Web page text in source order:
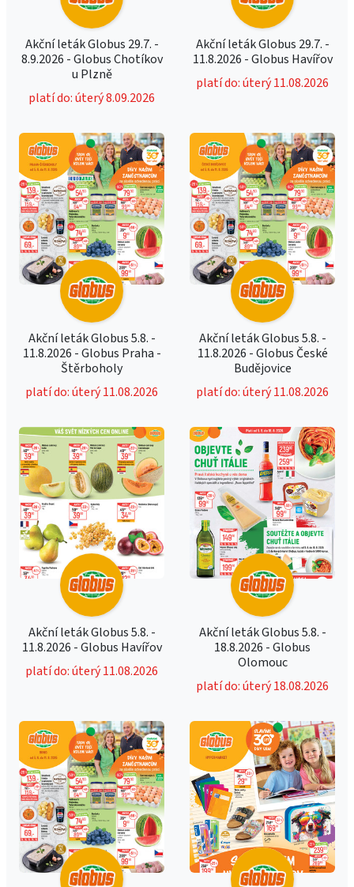
Akční leták Globus 29.7. -
8.9.2026 - Globus Chotíkov
u Plzně
platí do: úterý 8.09.2026
Akční leták Globus 29.7. -
11.8.2026 - Globus Havířov
platí do: úterý 11.08.2026
Akční leták Globus 5.8. -
11.8.2026 - Globus Praha -
Štěrboholy
platí do: úterý 11.08.2026
Akční leták Globus 5.8. -
11.8.2026 - Globus České
Budějovice
platí do: úterý 11.08.2026
Akční leták Globus 5.8. -
11.8.2026 - Globus Havířov
platí do: úterý 11.08.2026
Akční leták Globus 5.8. -
18.8.2026 - Globus
Olomouc
platí do: úterý 18.08.2026